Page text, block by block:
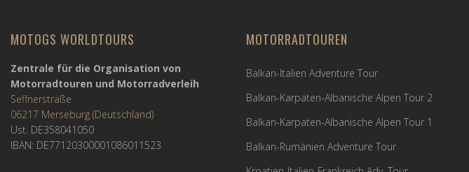
MOTOGS WORLDTOURS
Zentrale für die Organisation von
Motorradtouren und Motorradverleih
Seffnerstraße
06217 Merseburg (Deutschland)
Ust. DE358041050
IBAN: DE77120300001086011523
MOTORRADTOUREN
Balkan-Italien Adventure Tour
Balkan-Karpaten-Albanische Alpen Tour 2
Balkan-Karpaten-Albanische Alpen Tour 1
Balkan-Rumänien Adventure Tour